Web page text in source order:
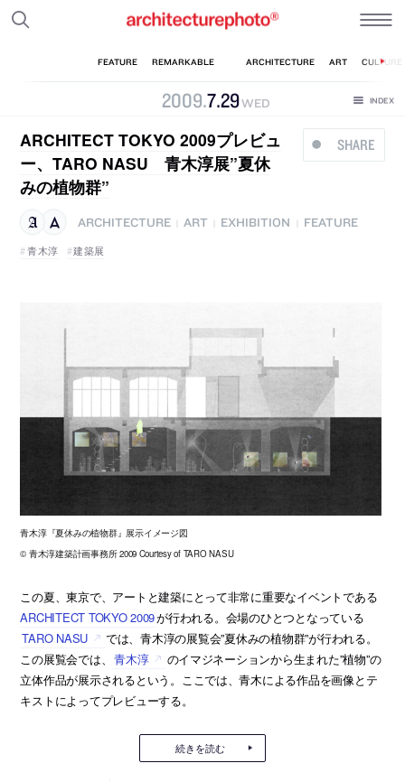
2009.7.29WED
SHARE
ARCHITECT TOKYO 2009プレビュ
ー、TARO NASU 青木淳展”夏休
みの植物群”
ARCHITECTURE ART EXHIBITION
FEATURE
青木淳
建築展
青木淳『夏休みの植物群』展示イメージ図
© 青木淳建築計画事務所 2009 Courtesy of TARO NASU
この夏、東京で、アートと建築にとって非常に重要なイベントである
ARCHITECT TOKYO 2009が行われる。会場のひとつとなっている
TARO NASU
では、青木淳の展覧会”夏休みの植物群”が行われる。
この展覧会では、 青木淳
のイマジネーションから生まれた”植物”の
立体作品が展示されるという。ここでは、青木による作品を画像とテ
キストによってプレビューする。
続きを読む